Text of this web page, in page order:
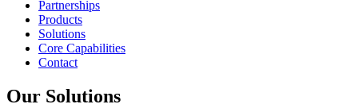
Partnerships
Products
Solutions
Core Capabilities
Contact
Our Solutions